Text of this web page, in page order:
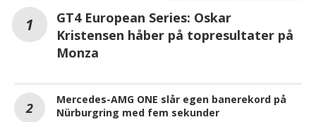
GT4 European Series: Oskar
Kristensen håber på topresultater på
Monza
Mercedes-AMG ONE slår egen banerekord på
Nürburgring med fem sekunder